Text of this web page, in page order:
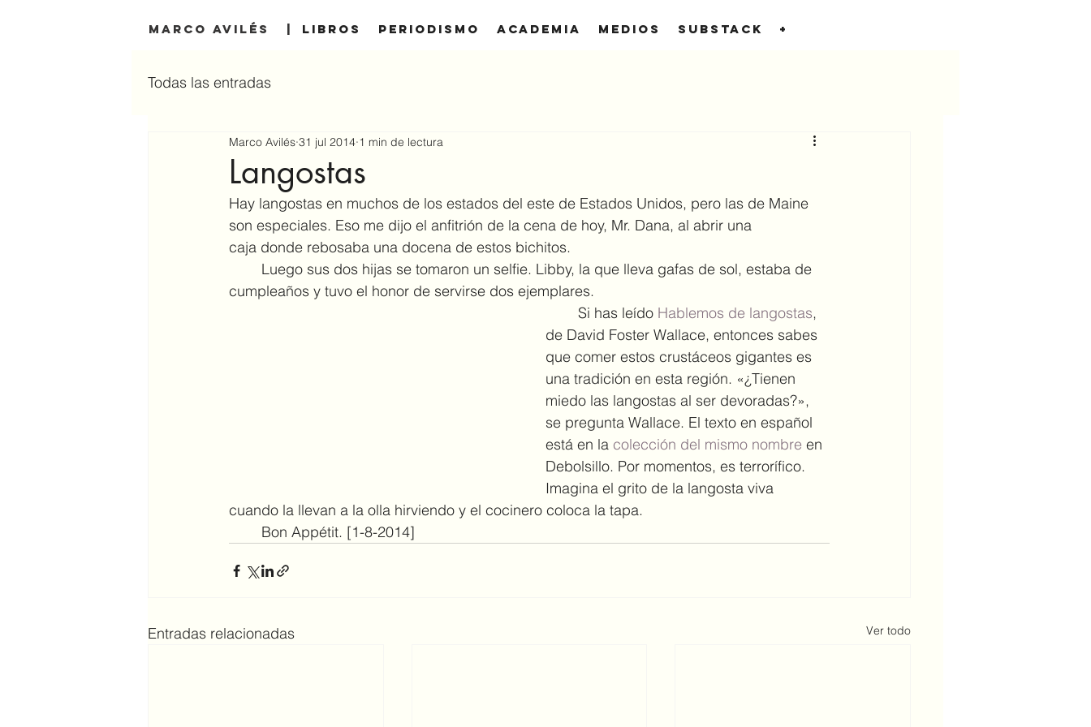
Libros Periodismo Academia Medios SUBSTACK +
MARCO AVILÉS |
Todas las entradas
Langostas
Marco Avilés 31 jul 2014 1 min de lectura
Hay langostas en muchos de los estados del este de Estados Unidos, pero las de Maine
son especiales. Eso me dijo el anfitrión de la cena de hoy, Mr. Dana, al abrir una
caja donde rebosaba una docena de estos bichitos.
cumpleaños y tuvo el honor de servirse dos ejemplares.
	Si has leído
Hablemos de langostas,
de David Foster Wallace, entonces sabes
que comer estos crustáceos gigantes es
una tradición en esta región. «¿Tienen
miedo las langostas al ser devoradas?»,
se pregunta Wallace. El texto en español
está en la colección del mismo nombre en
Debolsillo. Por momentos, es terrorífico.
Imagina el grito de la langosta viva
cuando la llevan a la olla hirviendo y el cocinero coloca la tapa.
	Bon Appétit. [1-8-2014]
Entradas relacionadas Ver todo